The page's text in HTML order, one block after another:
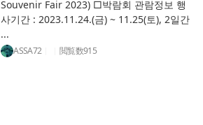
Souvenir Fair 2023) □박람회 관람정보 행
사기간 : 2023.11.24.(금) ~ 11.25(토), 2일간
...
ASSA72 閲覧数915